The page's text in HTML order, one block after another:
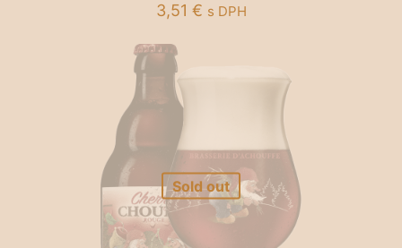
3,51 € s DPH
Sold out